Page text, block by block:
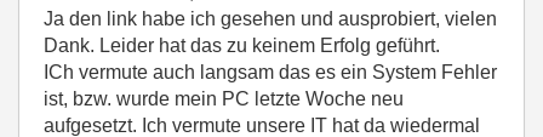
Ja den link habe ich gesehen und ausprobiert, vielen
Dank. Leider hat das zu keinem Erfolg geführt.
ICh vermute auch langsam das es ein System Fehler
ist, bzw. wurde mein PC letzte Woche neu
aufgesetzt. Ich vermute unsere IT hat da wiedermal